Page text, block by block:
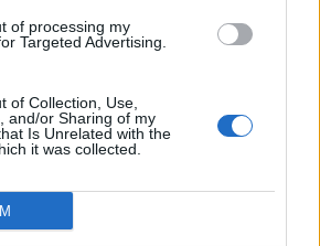
of processing my
Targeted Advertising.
of Collection, Use,
and/or Sharing of my
Is Unrelated with the
it was collected.
Përplasje për emigrantët
kontrollet kufitare ndaj
udhëtarëve nga Italia